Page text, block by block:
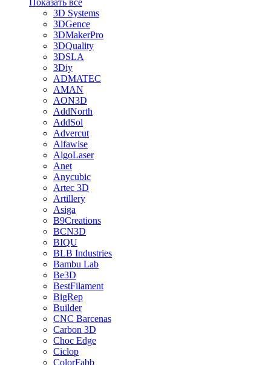
Показать все
3D Systems
3DGence
3DMakerPro
3DQuality
3DSLA
3Diy
ADMATEC
AMAN
AON3D
AddNorth
AddSol
Advercut
Alfawise
AlgoLaser
Anet
Anycubic
Artec 3D
Artillery
Asiga
B9Creations
BCN3D
BIQU
BLB Industries
Bambu Lab
Be3D
BestFilament
BigRep
Builder
CNC Barcenas
Carbon 3D
Choc Edge
Ciclop
ColorFabb